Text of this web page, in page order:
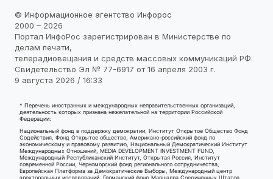
© Информационное агентство Инфорос
2000 – 2026
Портал ИнфоРос зарегистрирован в Министерстве по
делам печати,
телерадиовещания и средств массовых коммуникаций РФ.
Свидетельство Эл № 77-6917 от 16 апреля 2003 г.
9 августа 2026 / 16:33